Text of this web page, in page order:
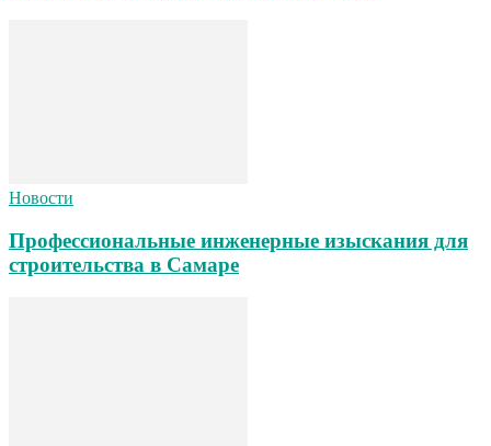
Новости
Профессиональные инженерные изыскания для
строительства в Самаре